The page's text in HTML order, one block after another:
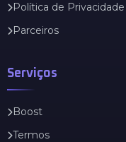
Política de Privacidade
Parceiros
Serviços
Boost
Termos